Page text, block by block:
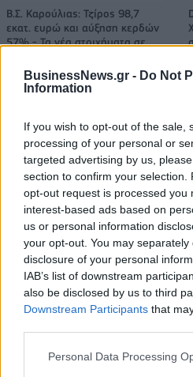
BusinessNews.gr - Do Not
Information
If you wish to opt-out of the sale,
processing of your personal or
targeted advertising by us,
section to confirm your selection.
opt-out request is processed you
interest-based ads based on
us or personal information
your opt-out. You may
disclosure of your personal
IAB’s list of downstream
also be disclosed by us to third
Downstream Participants that
Personal Data Processing
Β.Σ. Καρούλιας: Τζίρος 98,7
εκατ. ευρώ και αύξηση κερδών
57% - Τα νέα στοιχήματα σε
Η Chery επενδύει 75 εκατ. δολάρια
Το FIAT 500 Hybrid τώρα από
18.990 ευρώ
18η συνεχόμενη χρονιά για τον ΟΤΕ
FTSE4Good